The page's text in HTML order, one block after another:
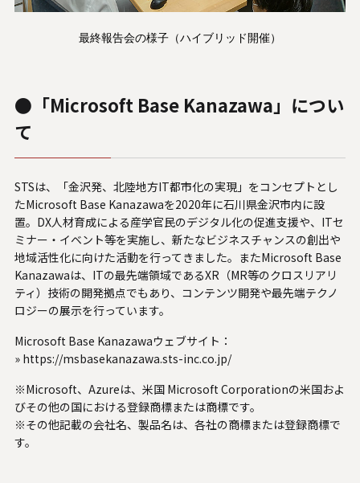
最終報告会の様子（ハイブリッド開催）
●「Microsoft Base Kanazawa」につい
て
STSは、「金沢発、北陸地方IT都市化の実現」をコンセプトとし
たMicrosoft Base Kanazawaを2020年に石川県金沢市内に設
置。DX人材育成による産学官民のデジタル化の促進支援や、ITセ
ミナー・イベント等を実施し、新たなビジネスチャンスの創出や
地域活性化に向けた活動を行ってきました。またMicrosoft Base
Kanazawaは、ITの最先端領域であるXR（MR等のクロスリアリ
ティ）技術の開発拠点でもあり、コンテンツ開発や最先端テクノ
ロジーの展示を行っています。
Microsoft Base Kanazawaウェブサイト：
» https://msbasekanazawa.sts-inc.co.jp/
※Microsoft、Azureは、米国 Microsoft Corporationの米国およ
びその他の国における登録商標または商標です。
※その他記載の会社名、製品名は、各社の商標または登録商標で
す。